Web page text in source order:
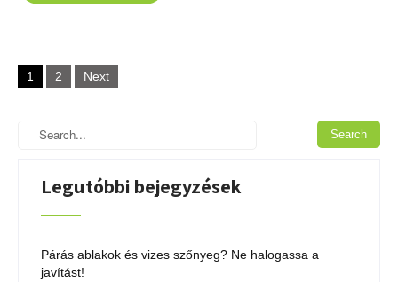
Posts
navigation
1 2 Next
Legutóbbi bejegyzések
Párás ablakok és vizes szőnyeg? Ne halogassa a
javítást!